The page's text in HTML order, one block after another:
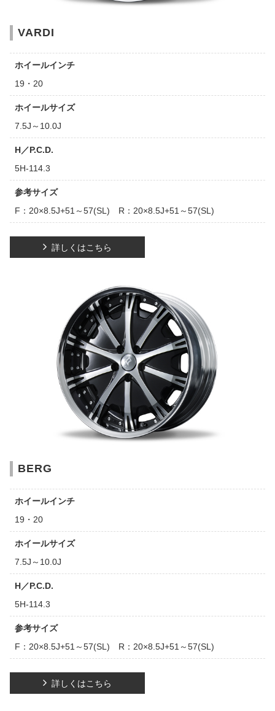
VARDI
ホイールインチ
19・20
ホイールサイズ
7.5J～10.0J
H／P.C.D.
5H-114.3
参考サイズ
F：20×8.5J+51～57(SL) R：20×8.5J+51～57(SL)
詳しくはこちら
BERG
ホイールインチ
19・20
ホイールサイズ
7.5J～10.0J
H／P.C.D.
5H-114.3
参考サイズ
F：20×8.5J+51～57(SL) R：20×8.5J+51～57(SL)
詳しくはこちら